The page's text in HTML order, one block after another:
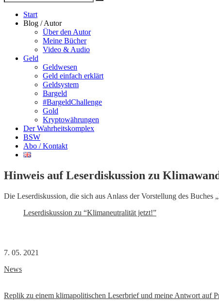
nach
Suche
Start
Blog / Autor
Über den Autor
Meine Bücher
Video & Audio
Geld
Geldwesen
Geld einfach erklärt
Geldsystem
Bargeld
#BargeldChallenge
Gold
Kryptowährungen
Der Wahrheitskomplex
BSW
Abo / Kontakt
Hinweis auf Leserdiskussion zu
Die Leserdiskussion, die sich aus Anlass der Vorstellung des
Leserdiskussion zu “Klimaneutralität jetzt!”
7. 05. 2021
News
Beitrags-
Replik zu einem klimapolitischen Leserbrief und meine Antwort auf